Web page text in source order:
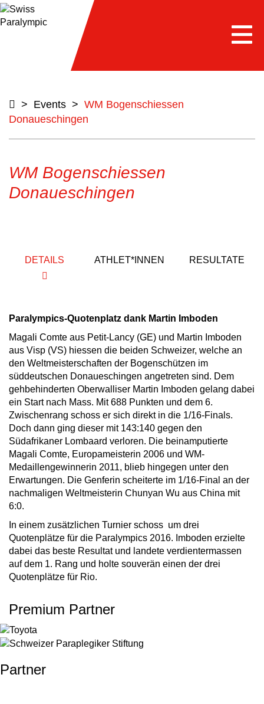
> Events > WM Bogenschiessen
Donaueschingen
WM Bogenschiessen
Donaueschingen
DETAILS ATHLET*INNEN RESULTATE
Paralympics-Quotenplatz dank Martin Imboden
Magali Comte aus Petit-Lancy (GE) und Martin Imboden
aus Visp (VS) hiessen die beiden Schweizer, welche an
den Weltmeisterschaften der Bogenschützen im
süddeutschen Donaueschingen angetreten sind. Dem
gehbehinderten Oberwalliser Martin Imboden gelang dabei
ein Start nach Mass. Mit 688 Punkten und dem 6.
Zwischenrang schoss er sich direkt in die 1/16-Finals.
Doch dann ging dieser mit 143:140 gegen den
Südafrikaner Lombaard verloren. Die beinamputierte
Magali Comte, Europameisterin 2006 und WM-
Medaillengewinnerin 2011, blieb hingegen unter den
Erwartungen. Die Genferin scheiterte im 1/16-Final an der
nachmaligen Weltmeisterin Chunyan Wu aus China mit
6:0.
In einem zusätzlichen Turnier schoss um drei
Quotenplätze für die Paralympics 2016. Imboden erzielte
dabei das beste Resultat und landete verdientermassen
auf dem 1. Rang und holte souverän einen der drei
Quotenplätze für Rio.
Premium Partner
Partner